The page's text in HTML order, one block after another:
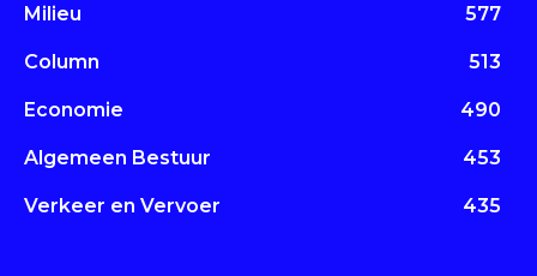
Milieu 577
Column 513
Economie 490
Algemeen Bestuur 453
Verkeer en Vervoer 435